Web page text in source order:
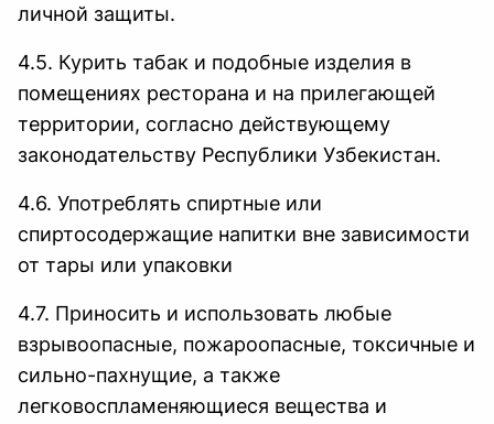
личной защиты.
4.5. Курить табак и подобные изделия в
помещениях ресторана и на прилегающей
территории, согласно действующему
законодательству Республики Узбекистан.
4.6. Употреблять спиртные или
спиртосодержащие напитки вне зависимости
от тары или упаковки
4.7. Приносить и использовать любые
взрывоопасные, пожароопасные, токсичные и
сильно-пахнущие, а также
легковоспламеняющиеся вещества и